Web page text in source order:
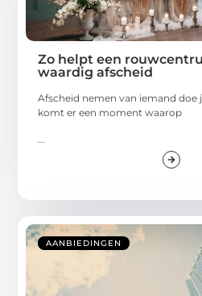
Zo helpt een
waardig afscheid
Afscheid nemen van iemand doe
komt er een moment waarop
AANBIEDINGEN